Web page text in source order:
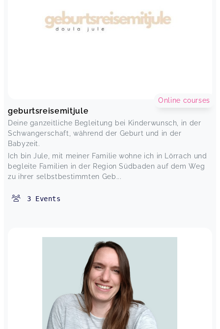
geburtsreisemitjule
Deine ganzeitliche Begleitung bei Kinderwunsch, in der
Schwangerschaft, während der Geburt und in der
Babyzeit.
Ich bin Jule, mit meiner Familie wohne ich in Lörrach und
begleite Familien in der Region Südbaden auf dem Weg
zu ihrer selbstbestimmten Geb...
Online courses
3 Events